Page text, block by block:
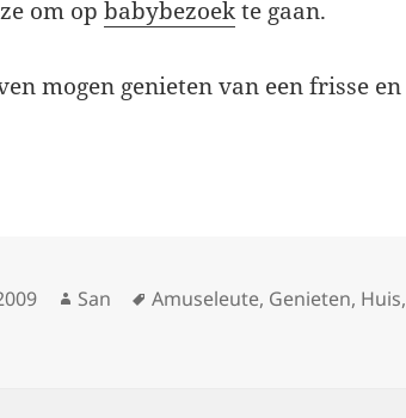
om opbabybezoekte gaan.
mogen genieten van een frisse en
Auteur
San Tags
Amuseleute, Genieten, Huis,